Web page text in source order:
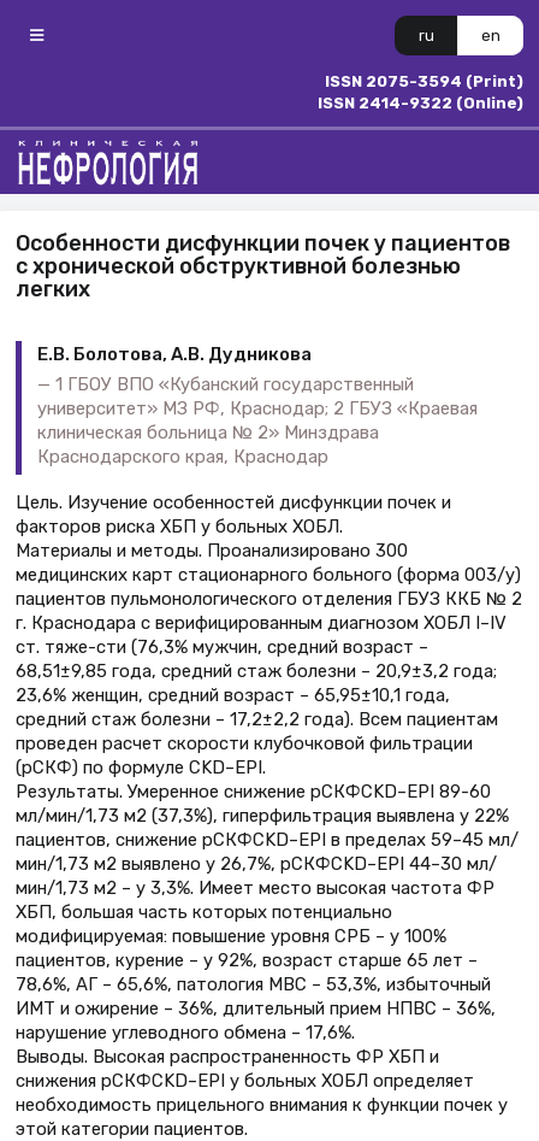
ru en
ISSN 2075-3594 (Print)
ISSN 2414-9322 (Online)
Особенности дисфункции почек у пациентов
с хронической обструктивной болезнью
легких
Е.В. Болотова, А.В. Дудникова
1 ГБОУ ВПО «Кубанский государственный
университет» МЗ РФ, Краснодар; 2 ГБУЗ «Краевая
клиническая больница № 2» Минздрава
Краснодарского края, Краснодар
Цель. Изучение особенностей дисфункции почек и
факторов риска ХБП у больных ХОБЛ.
Материалы и методы. Проанализировано 300
медицинских карт стационарного больного (форма 003/у)
пациентов пульмонологического отделения ГБУЗ ККБ № 2
г. Краснодара с верифицированным диагнозом ХОБЛ I–IV
ст. тяже-сти (76,3% мужчин, средний возраст –
68,51±9,85 года, средний стаж болезни – 20,9±3,2 года;
23,6% женщин, средний возраст – 65,95±10,1 года,
средний стаж болезни – 17,2±2,2 года). Всем пациентам
проведен расчет скорости клубочковой фильтрации
(рСКФ) по формуле CKD–EPI.
Результаты. Умеренное снижение рСКФCKD–EPI 89-60
мл/мин/1,73 м2 (37,3%), гиперфильтрация выявлена у 22%
пациентов, снижение рСКФCKD–EPI в пределах 59–45 мл/
мин/1,73 м2 выявлено у 26,7%, рСКФCKD–EPI 44–30 мл/
мин/1,73 м2 – у 3,3%. Имеет место высокая частота ФР
ХБП, большая часть которых потенциально
модифицируемая: повышение уровня СРБ – у 100%
пациентов, курение – у 92%, возраст старше 65 лет –
78,6%, АГ – 65,6%, патология МВС – 53,3%, избыточный
ИМТ и ожирение – 36%, длительный прием НПВС – 36%,
нарушение углеводного обмена – 17,6%.
Выводы. Высокая распространенность ФР ХБП и
снижения рСКФCKD–EPI у больных ХОБЛ определяет
необходимость прицельного внимания к функции почек у
этой категории пациентов.